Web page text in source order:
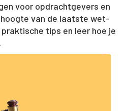
voor opdrachtgevers en
van de laatste wet-
tips en leer hoe je